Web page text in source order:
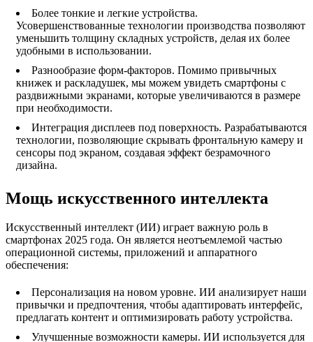
Более тонкие и легкие устройства.
Усовершенствованные технологии производства позволяют
уменьшить толщину складных устройств, делая их более
удобными в использовании.
Разнообразие форм-факторов. Помимо привычных
книжек и раскладушек, мы можем увидеть смартфоны с
раздвижными экранами, которые увеличиваются в размере
при необходимости.
Интеграция дисплеев под поверхность. Разрабатываются
технологии, позволяющие скрывать фронтальную камеру и
сенсоры под экраном, создавая эффект безрамочного
дизайна.
Мощь искусственного интеллекта
Искусственный интеллект (ИИ) играет важную роль в
смартфонах 2025 года. Он является неотъемлемой частью
операционной системы, приложений и аппаратного
обеспечения:
Персонализация на новом уровне. ИИ анализирует наши
привычки и предпочтения, чтобы адаптировать интерфейс,
предлагать контент и оптимизировать работу устройства.
Улучшенные возможности камеры. ИИ используется для